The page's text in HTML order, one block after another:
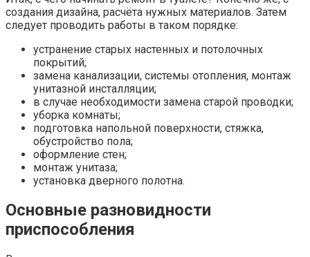
создания дизайна, расчёта нужных материалов. Затем
следует проводить работы в таком порядке:
устранение старых настенных и потолочных
покрытий;
замена канализации, системы отопления, монтаж
унитазной инсталляции;
в случае необходимости замена старой проводки;
уборка комнаты;
подготовка напольной поверхности, стяжка,
обустройство пола;
оформление стен;
монтаж унитаза;
установка дверного полотна.
Основные разновидности
приспособления